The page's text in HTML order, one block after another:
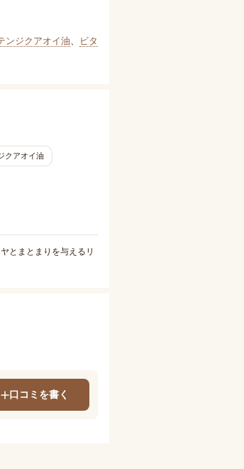
ンジクアオイ油、
ビタ
クアオイ油
とまとまりを与えるリ
口コミを書く